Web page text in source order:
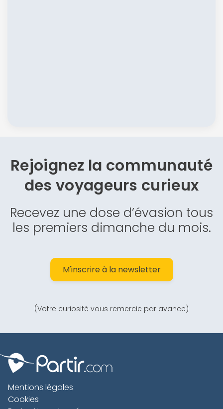
Rejoignez la communauté
desvoyageurs curieux
Recevez une dose d’évasion tous
les premiers dimanche du mois.
M'inscrire à la newsletter
(Votre curiosité vous remercie par avance)
Mentions légales
Cookies